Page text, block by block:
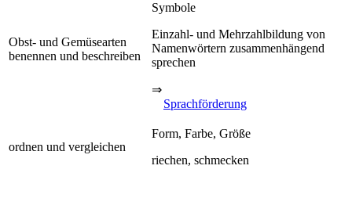
Obst- und Gemüsearten
benennen und beschreiben
Symbole
Einzahl- und Mehrzahlbildung von
Namenwörtern zusammenhängend
sprechen
⇒
Sprachförderung
ordnen und vergleichen
Form, Farbe, Größe
riechen, schmecken